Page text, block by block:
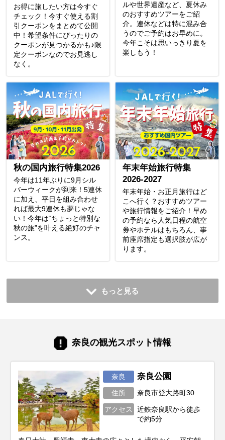
お得に旅したい方は今すぐ
チェック！今すぐ使える割
引クーポンをまとめて公開
中！希望条件にぴったりの
クーポンが見つかるかも♪限
定クーポンなのでお見逃し
なく。
ルや世界遺産など、夏休み
のおすすめツアーをご紹
介。連休などは特に混み合
うのでご予約はお早めに。
今年こそは思いっきり夏を
楽しもう！
秋の国内旅行特集2026
今年は11年ぶりに9月シル
バーウィークが到来！5連休
に加え、平日を組み合わせ
れば最大9連休も夢じゃな
い！今年は“ちょっと特別な
秋の旅”を叶える絶好のチャ
ンス。
年末年始旅行特集
2026-2027
年末年始・お正月旅行はど
こへ行く？おすすめツアー
や旅行情報をご紹介！早め
の予約なら人気日程の航空
券やホテルはもちろん、事
前座席指定も選択肢が広が
ります。
もっと見る
奈良の観光スポット情報
奈良 奈良公園
住所 奈良市登大路町30
アクセス
近鉄奈良駅から徒歩
で約5分